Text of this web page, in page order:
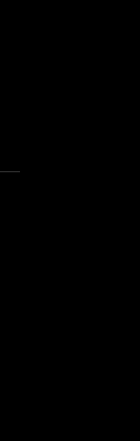
Labs,